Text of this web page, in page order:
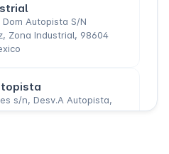
Autopista S/N
Zona Industrial, 98604
s/n, Desv.A Autopista,
Zac., Mexico